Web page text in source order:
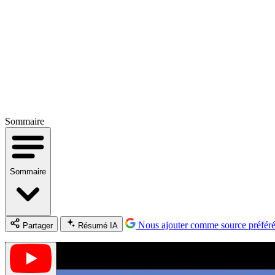
Sommaire
Sommaire
Partager Résumé IA Nous ajouter comme source